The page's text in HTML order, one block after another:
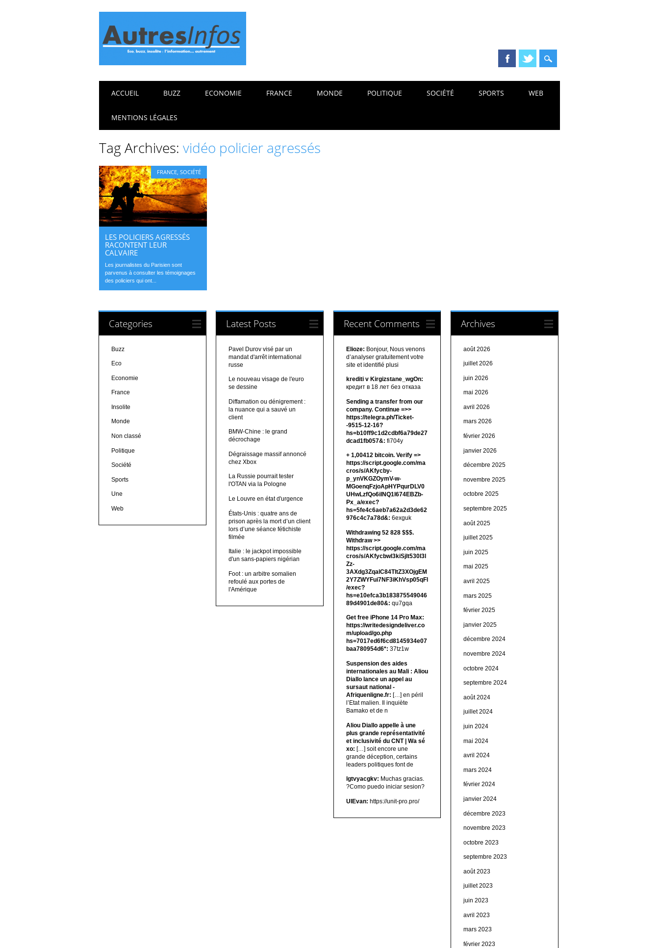
Main menu
ACCUEIL BUZZ ECONOMIE FRANCE MONDE POLITIQUE SOCIÉTÉ SPORTS WEB
MENTIONS LÉGALES
Tag Archives:vidéo policier agressés
FRANCE,SOCIÉTÉ
LES POLICIERS AGRESSÉS
RACONTENT LEUR
CALVAIRE
Les journalistes du Parisien sont
parvenus à consulter les témoignages
des policiers qui ont...
Categories
Buzz
Eco
Economie
France
Insolite
Monde
Non classé
Politique
Société
Sports
Une
Web
Latest Posts
Pavel Durov visé par un
mandat d'arrêt international
russe
Le nouveau visage de l'euro
se dessine
Diffamation ou dénigrement :
la nuance qui a sauvé un
client
BMW-Chine : le grand
décrochage
Dégraissage massif annoncé
chez Xbox
La Russie pourrait tester
l'OTAN via la Pologne
Le Louvre en état d'urgence
États-Unis : quatre ans de
prison après la mort d’un client
lors d’une séance fétichiste
filmée
Italie : le jackpot impossible
d'un sans-papiers nigérian
Foot : un arbitre somalien
refoulé aux portes de
l'Amérique
Recent Comments
Elioze: Bonjour, Nous venons
d’analyser gratuitement votre
site et identifié plusi
krediti v Kirgizstane_wgOn:
кредит в 18 лет без отказа
Sending a transfer from our
company. Continue =>>
https://telegra.ph/Ticket-
-9515-12-16?
hs=b10ff9c1d2cdbf6a79de27
dcad1fb057&: fi704y
+ 1,00412 bitсоin. Verify =>
https://script.google.com/ma
cros/s/AKfycby-
p_ynVKGZOymV-w-
MGoenqFzjoApHYPqurDLV0
UHwLzfQo6ilNQ1l674EBZb-
Px_a/exec?
hs=5fe4c6aeb7a62a2d3de62
976c4c7a78d&: 6exguk
Withdrawing 52 828 $$$.
Withdrаw >>
https://script.google.com/ma
cros/s/AKfycbwl3kiSjlt530I3l
Zz-
3AXdg3ZqalC84TltZ3XOjgEM
2Y7ZWYFui7NF3iKhVsp05qFl
/exec?
hs=e10efca3b183875549046
89d4901de80&: qu7gqa
Get free iPhone 14 Pro Max:
https://writedesigndeliver.co
m/upload/go.php
hs=7017ed6f6cd8145934e07
baa780954d6*: 37tz1w
Suspension des aides
internationales au Mali : Aliou
Diallo lance un appel au
sursaut national -
Afriquenligne.fr: […] en péril
l’Etat malien. Il inquiète
Bamako et de n
Aliou Diallo appelle à une
plus grande représentativité
et inclusivité du CNT | Wa sé
xo: […] soit encore une
grande déception, certains
leaders politiques font de
lgtvyacgkv: Muchas gracias.
?Como puedo iniciar sesion?
UIEvan: https://unit-pro.pro/
Archives
août 2026
juillet 2026
juin 2026
mai 2026
avril 2026
mars 2026
février 2026
janvier 2026
décembre 2025
novembre 2025
octobre 2025
septembre 2025
août 2025
juillet 2025
juin 2025
mai 2025
avril 2025
mars 2025
février 2025
janvier 2025
décembre 2024
novembre 2024
octobre 2024
septembre 2024
août 2024
juillet 2024
juin 2024
mai 2024
avril 2024
mars 2024
février 2024
janvier 2024
décembre 2023
novembre 2023
octobre 2023
septembre 2023
août 2023
juillet 2023
juin 2023
avril 2023
mars 2023
février 2023